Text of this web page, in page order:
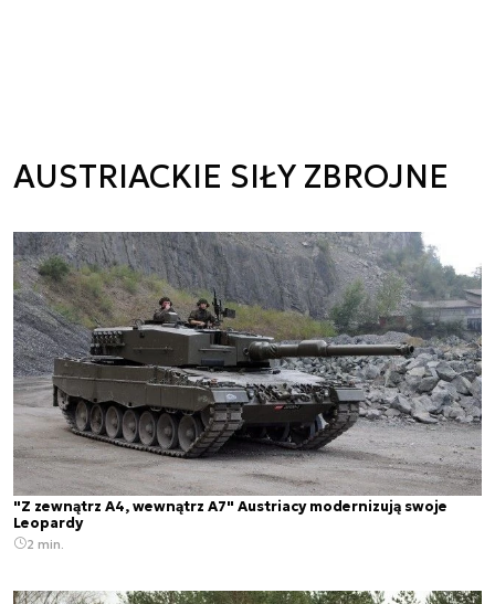
AUSTRIACKIE SIŁY ZBROJNE
"Z zewnątrz A4, wewnątrz A7" Austriacy modernizują swoje
Leopardy
2 min.